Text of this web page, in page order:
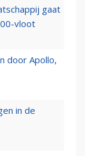
gaat
vloot
door Apollo,
in de